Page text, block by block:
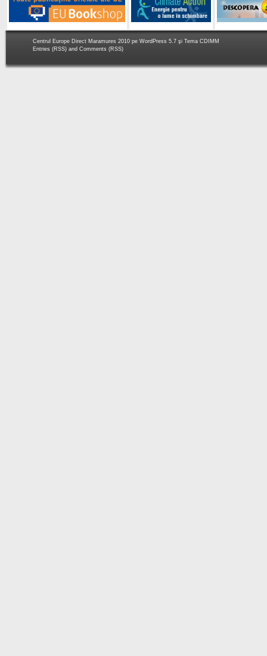
Centrul Europe Direct Maramures 2010 pe WordPress 5.7 şi Tema CDIMM
Entries (RSS) and Comments (RSS)